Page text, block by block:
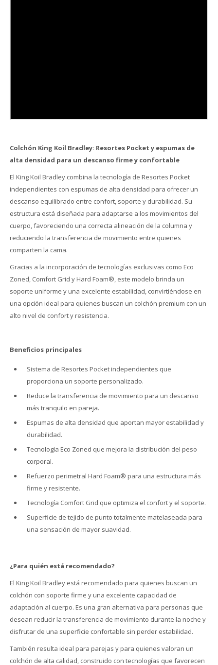
Colchón King Koil Bradley: Resortes Pocket y espumas de
alta densidad para un descanso firme y confortable
El King Koil Bradley combina la tecnología de Resortes Pocket
independientes con espumas de alta densidad para ofrecer un
descanso equilibrado entre confort, soporte y durabilidad. Su
estructura está diseñada para adaptarse a los movimientos del
cuerpo, favoreciendo una correcta alineación de la columna y
reduciendo la transferencia de movimiento entre quienes
comparten la cama.
Gracias a la incorporación de tecnologías exclusivas como Eco
Zoned, Comfort Grid y Hard Foam®, este modelo brinda un
soporte uniforme y una excelente estabilidad, convirtiéndose en
una opción ideal para quienes buscan un colchón premium con un
alto nivel de confort y resistencia.
Beneficios principales
Sistema de Resortes Pocket independientes que
proporciona un soporte personalizado.
Reduce la transferencia de movimiento para un descanso
más tranquilo en pareja.
Espumas de alta densidad que aportan mayor estabilidad y
durabilidad.
Tecnología Eco Zoned que mejora la distribución del peso
corporal.
Refuerzo perimetral Hard Foam® para una estructura más
firme y resistente.
Tecnología Comfort Grid que optimiza el confort y el soporte.
Superficie de tejido de punto totalmente matelaseada para
una sensación de mayor suavidad.
¿Para quién está recomendado?
El King Koil Bradley está recomendado para quienes buscan un
colchón con soporte firme y una excelente capacidad de
adaptación al cuerpo. Es una gran alternativa para personas que
desean reducir la transferencia de movimiento durante la noche y
disfrutar de una superficie confortable sin perder estabilidad.
También resulta ideal para parejas y para quienes valoran un
colchón de alta calidad, construido con tecnologías que favorecen